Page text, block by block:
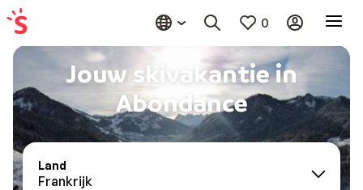
0
Jouw skivakantie in
Abondance
Land
Frankrijk